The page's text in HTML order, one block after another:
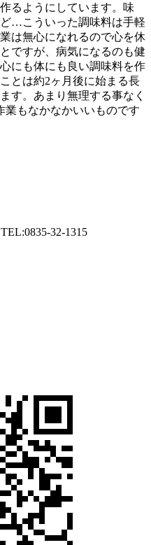
るようにしています。味
…こういった調味料は手軽
は無心になれるので心を休
ですが、病気になるのも健
にも体にも良い調味料を作
とは約2ヶ月後に始まる長
す。あまり無理する事なく
業もなかなかいいものです
32-1315